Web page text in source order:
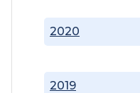
2019
2020